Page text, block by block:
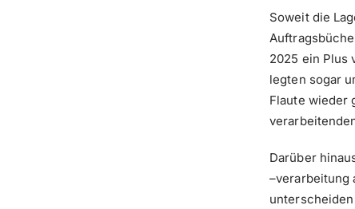
Soweit die
2025 ein Plus
legten sogar
Flaute wieder
Darüber
–verarbeitung